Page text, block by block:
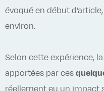
évoqué en début
environ.
Selon cette expérience,
apportées par ces
réellement eu un impact